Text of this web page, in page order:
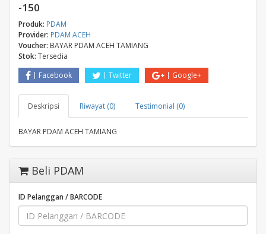
-150
Produk: PDAM
Provider: PDAM ACEH
Voucher: BAYAR PDAM ACEH TAMIANG
Stok: Tersedia
Facebook
Twitter Google+
Deskripsi Riwayat (0) Testimonial (0)
BAYAR PDAM ACEH TAMIANG
Beli PDAM
ID Pelanggan / BARCODE